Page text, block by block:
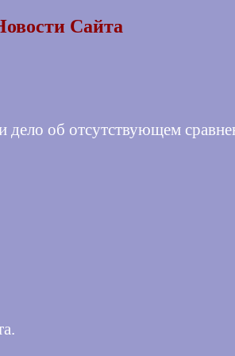
Сайта
дело об отсутствующем